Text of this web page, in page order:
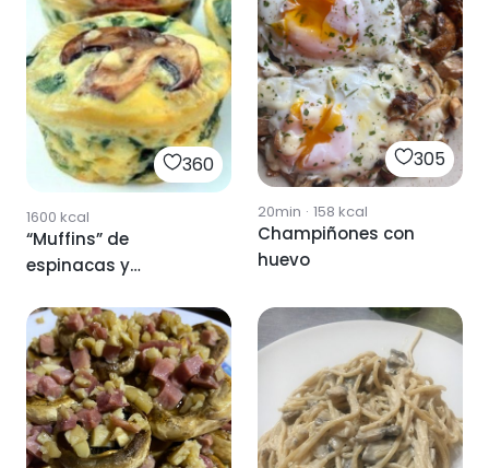
360
1600 kcal
“Muffins” de
espinacas y
305
20min · 158 kcal
Champiñones con
huevo